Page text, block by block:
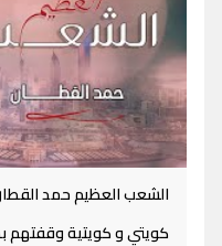
الشعب العظيم حمد
كويتي و كويتية وقفتهم